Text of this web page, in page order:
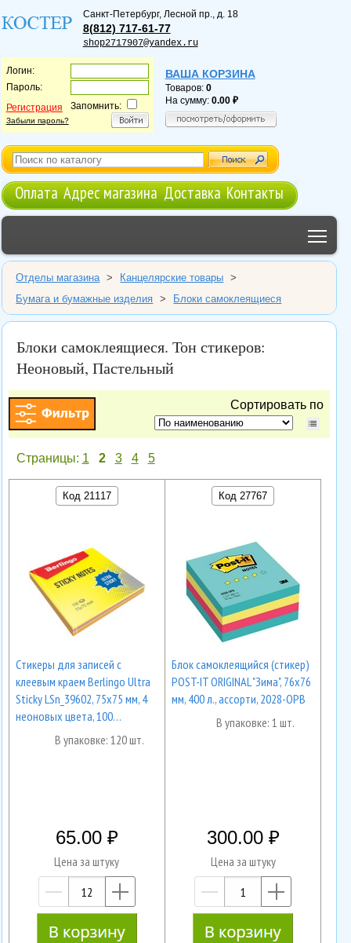
Санкт-Петербург, Лесной пр., д. 18
8(812) 717-61-77
shop2717907@yandex.ru
Логин:
Пароль:
Регистрация
Забыли пароль?
Запомнить:
ВАША КОРЗИНА
Товаров: 0
На сумму: 0.00
Оплата Адрес магазина Доставка Контакты
Отделы магазина > Канцелярские товары
>
Бумага и бумажные изделия
> Блоки самоклеящиеся
Блоки самоклеящиеся. Тон стикеров:
Неоновый, Пастельный
Сортировать по
Страницы: 1 2 3 4 5
Код 21117
Cтикеры для записей с
клеевым краем Berlingo Ultra
Sticky LSn_39602, 75х75 мм, 4
неоновых цвета, 100…
В упаковке: 120 шт.
65.00
Цена за штуку
—
Код 27767
Блок самоклеящийся (стикер)
POST-IT ORIGINAL "Зима", 76х76
мм, 400 л., ассорти, 2028-OPB
В упаковке: 1 шт.
300.00
Цена за штуку
—